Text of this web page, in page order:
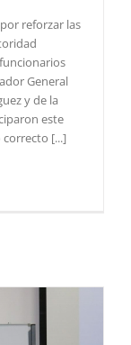
reforzar las
General
y de la
este
[...]